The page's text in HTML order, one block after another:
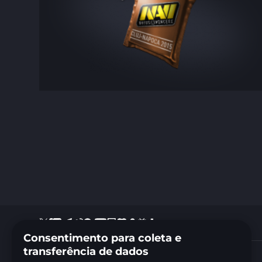
Consentimento para coleta e
transferência de dados